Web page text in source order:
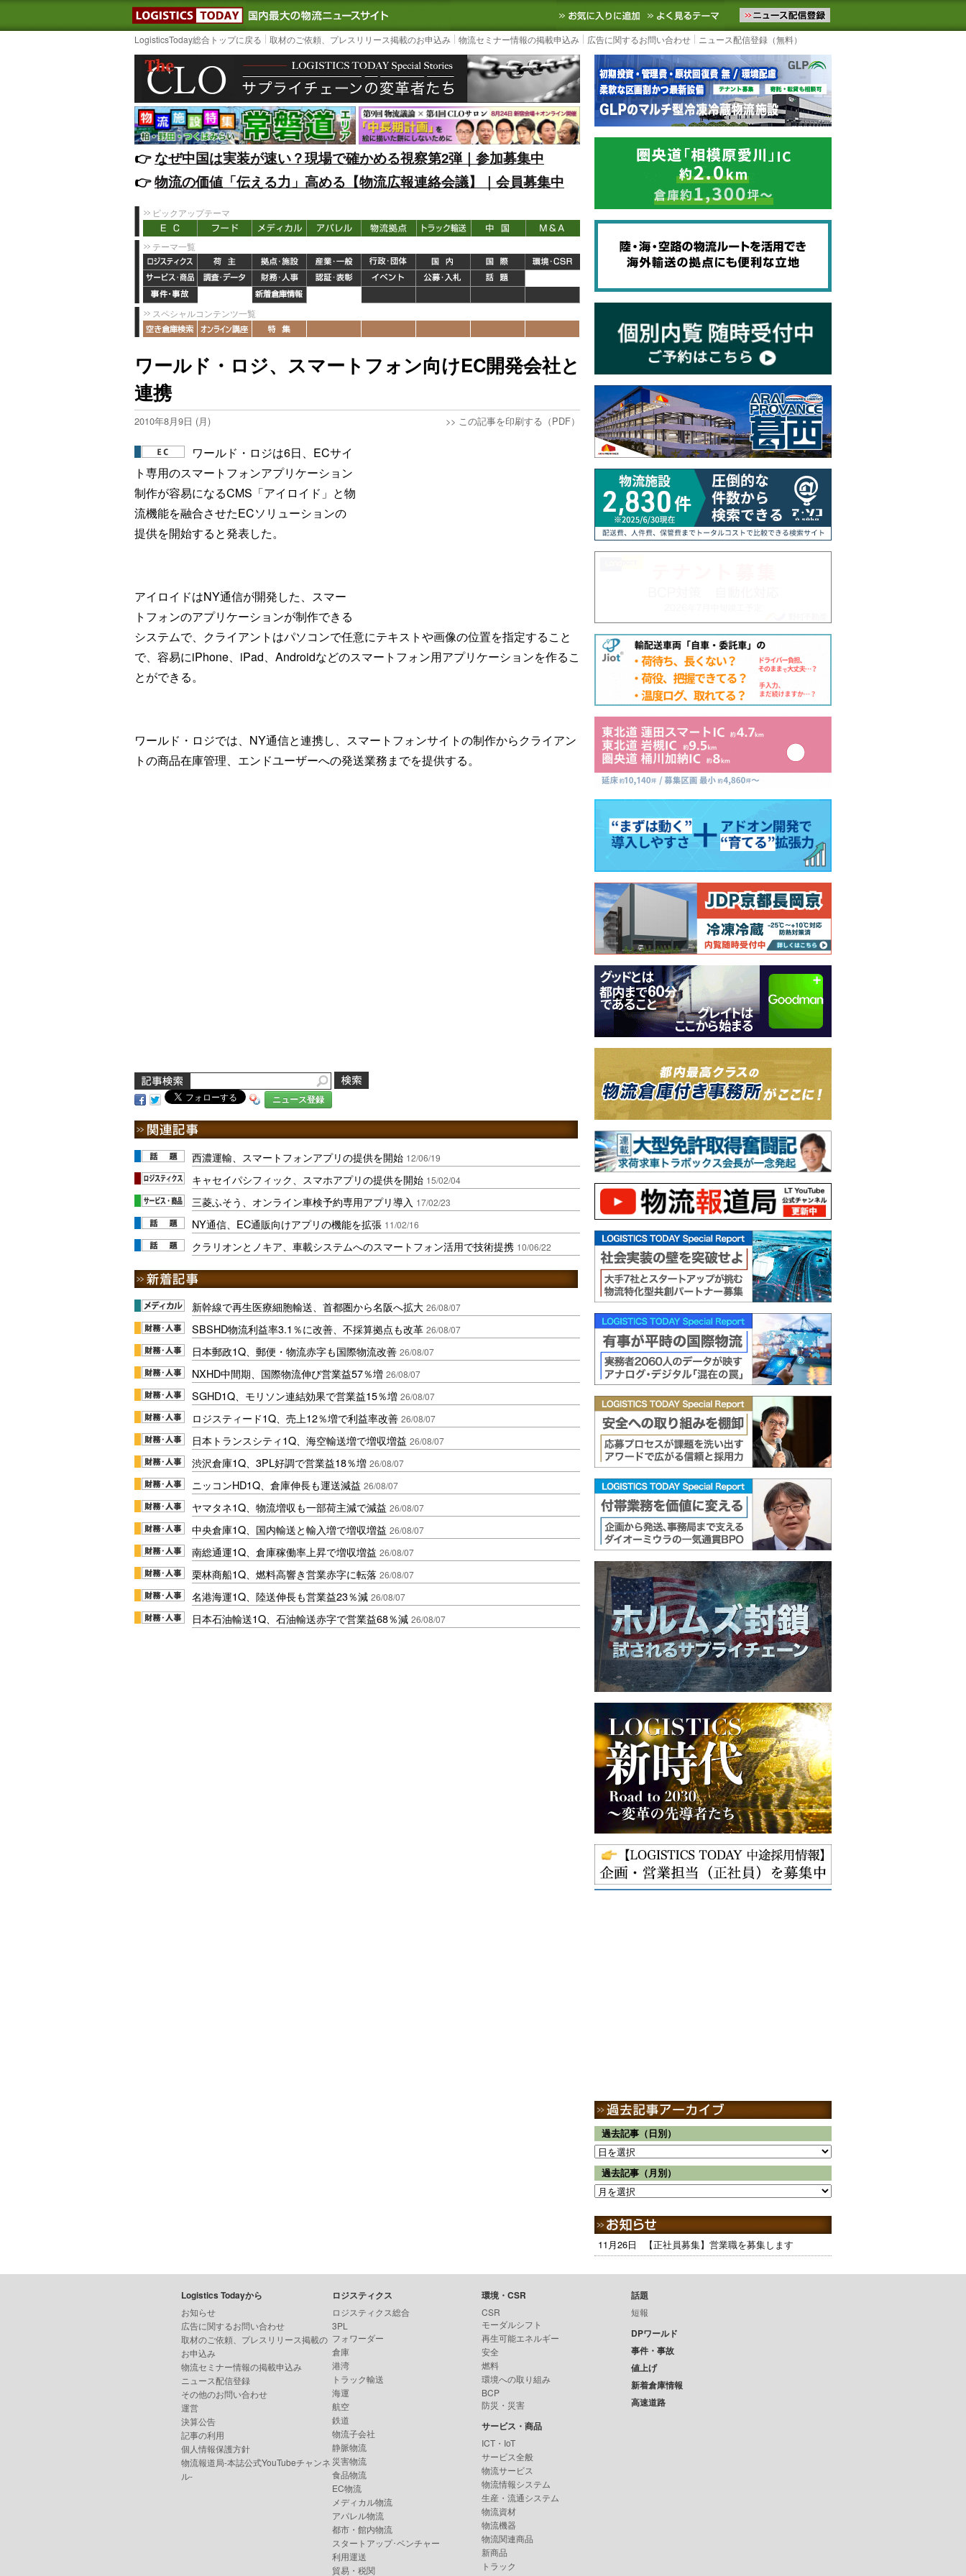
LOGISTICS TODAY｜国内最大の物流ニュースサイト3PL, SCMなど国内外の最新の物流ニュースをお届けします。物流ニュースメール配信を登録す
お気に入りに追加 よく見るテーマ
LogisticsToday総合トップに戻る 取材のご依頼、プレスリリース掲載のお申込み 物流セミナー情報の掲載申込み 広告に関するお問い合わせ ニュース配信登録（無料）
👉️なぜ中国は実装が速い？現場で確かめる視察第2弾｜参加募集中
👉️物流の価値「伝える力」高める【物流広報連絡会議】｜会員募集中
ピックアップテーマ
テーマ一覧
スペシャルコンテンツ一覧
ワールド・ロジ、スマートフォン向けEC開発会社と
連携
2010年8月9日 (月) >> この記事を印刷する（PDF）
ワールド・ロジは6日、ECサイ
ト専用のスマートフォンアプリケーション
制作が容易になるCMS「アイロイド」と物
流機能を融合させたECソリューションの
提供を開始すると発表した。
アイロイドはNY通信が開発した、スマー
トフォンのアプリケーションが制作できる
システムで、クライアントはパソコンで任意にテキストや画像の位置を指定すること
で、容易にiPhone、iPad、Androidなどのスマートフォン用アプリケーションを作るこ
とができる。
ワールド・ロジでは、NY通信と連携し、スマートフォンサイトの制作からクライアン
トの商品在庫管理、エンドユーザーへの発送業務までを提供する。
ニュース登録
西濃運輸、スマートフォンアプリの提供を開始 12/06/19
キャセイパシフィック、スマホアプリの提供を開始 15/02/04
三菱ふそう、オンライン車検予約専用アプリ導入 17/02/23
NY通信、EC通販向けアプリの機能を拡張 11/02/16
クラリオンとノキア、車載システムへのスマートフォン活用で技術提携 10/06/22
新幹線で再生医療細胞輸送、首都圏から名阪へ拡大 26/08/07
SBSHD物流利益率3.1％に改善、不採算拠点も改革 26/08/07
日本郵政1Q、郵便・物流赤字も国際物流改善 26/08/07
NXHD中間期、国際物流伸び営業益57％増 26/08/07
SGHD1Q、モリソン連結効果で営業益15％増 26/08/07
ロジスティード1Q、売上12％増で利益率改善 26/08/07
日本トランスシティ1Q、海空輸送増で増収増益 26/08/07
渋沢倉庫1Q、3PL好調で営業益18％増 26/08/07
ニッコンHD1Q、倉庫伸長も運送減益 26/08/07
ヤマタネ1Q、物流増収も一部荷主減で減益 26/08/07
中央倉庫1Q、国内輸送と輸入増で増収増益 26/08/07
南総通運1Q、倉庫稼働率上昇で増収増益 26/08/07
栗林商船1Q、燃料高響き営業赤字に転落 26/08/07
名港海運1Q、陸送伸長も営業益23％減 26/08/07
日本石油輸送1Q、石油輸送赤字で営業益68％減 26/08/07
過去記事（日別）
過去記事（月別）
11月26日 【正社員募集】営業職を募集します
Logistics Todayから
お知らせ
広告に関するお問い合わせ
取材のご依頼、プレスリリース掲載の
お申込み
物流セミナー情報の掲載申込み
ニュース配信登録
その他のお問い合わせ
運営
決算公告
記事の利用
個人情報保護方針
物流報道局-本誌公式YouTubeチャンネ
ル-
ロジスティクス
ロジスティクス総合
3PL
フォワーダー
倉庫
港湾
トラック輸送
海運
航空
鉄道
物流子会社
静脈物流
災害物流
食品物流
EC物流
メディカル物流
アパレル物流
都市・館内物流
スタートアップ･ベンチャー
利用運送
貿易・税関
環境・CSR
CSR
モーダルシフト
再生可能エネルギー
安全
燃料
環境への取り組み
BCP
防災・災害
サービス・商品
ICT・IoT
サービス全般
物流サービス
物流情報システム
生産・流通システム
物流資材
物流機器
物流関連商品
新商品
トラック
話題
短報
DPワールド
事件・事故
値上げ
新着倉庫情報
高速道路